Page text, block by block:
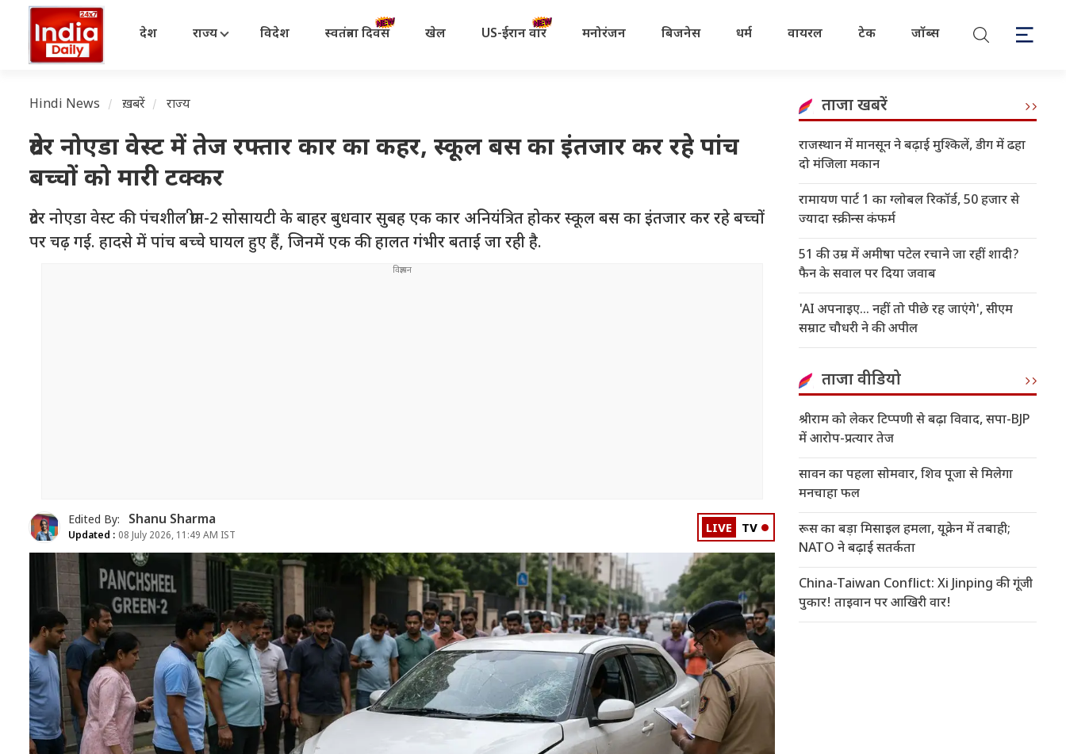
देश राज्य विदेश स्वतंत्रता दिवस खेल US-ईरान वॉर मनोरंजन बिजनेस धर्म वायरल टेक जॉब्स
Hindi News ख़बरें राज्य
ग्रेटर नोएडा वेस्ट में तेज रफ्तार कार का कहर, स्कूल बस का इंतजार कर रहे पांच
बच्चों को मारी टक्कर
ग्रेटर नोएडा वेस्ट की पंचशील ग्रीन-2 सोसायटी के बाहर बुधवार सुबह एक कार अनियंत्रित होकर स्कूल बस का इंतजार कर रहे बच्चों
पर चढ़ गई. हादसे में पांच बच्चे घायल हुए हैं, जिनमें एक की हालत गंभीर बताई जा रही है.
Edited By: Shanu Sharma
Updated : 08 July 2026, 11:49 AM IST LIVE TV
ताजा खबरें
राजस्थान में मानसून ने बढ़ाई मुश्किलें, डीग में ढहा
दो मंजिला मकान
रामायण पार्ट 1 का ग्लोबल रिकॉर्ड, 50 हजार से
ज्यादा स्क्रीन्स कंफर्म
51 की उम्र में अमीषा पटेल रचाने जा रहीं शादी?
फैन के सवाल पर दिया जवाब
'AI अपनाइए... नहीं तो पीछे रह जाएंगे', सीएम
सम्राट चौधरी ने की अपील
ताजा वीडियो
श्रीराम को लेकर टिप्पणी से बढ़ा विवाद, सपा-BJP
में आरोप-प्रत्यार तेज
सावन का पहला सोमवार, शिव पूजा से मिलेगा
मनचाहा फल
रूस का बड़ा मिसाइल हमला, यूक्रेन में तबाही;
NATO ने बढ़ाई सतर्कता
China-Taiwan Conflict: Xi Jinping की गूंजी
पुकार! ताइवान पर आखिरी वार!